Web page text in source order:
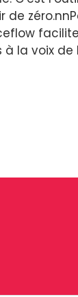
la voix de